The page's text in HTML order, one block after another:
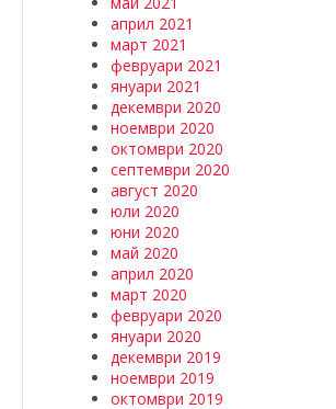
април 2021
март 2021
февруари 2021
януари 2021
декември 2020
ноември 2020
октомври 2020
септември 2020
август 2020
юли 2020
юни 2020
май 2020
април 2020
март 2020
февруари 2020
януари 2020
декември 2019
ноември 2019
октомври 2019